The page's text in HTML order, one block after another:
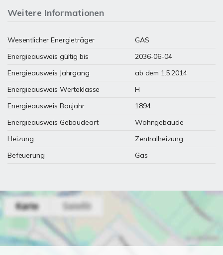
Weitere Informationen
Wesentlicher Energieträger
GAS
Energieausweis gültig bis
2036-06-04
Energieausweis Jahrgang
ab dem 1.5.2014
Energieausweis Werteklasse
H
Energieausweis Baujahr
1894
Energieausweis Gebäudeart
Wohngebäude
Heizung
Zentralheizung
Befeuerung
Gas